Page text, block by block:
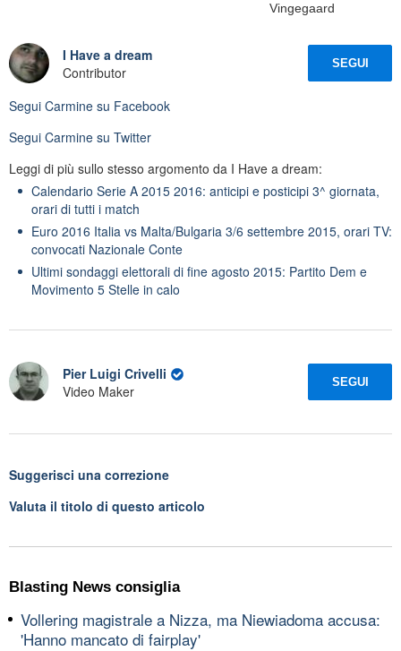
Vingegaard
I Have a dream
Contributor
SEGUI
Segui Carmine su Facebook
Segui Carmine su Twitter
Leggi di più sullo stesso argomento da I Have a dream:
Calendario Serie A 2015 2016: anticipi e posticipi 3^ giornata,
orari di tutti i match
Euro 2016 Italia vs Malta/Bulgaria 3/6 settembre 2015, orari TV:
convocati Nazionale Conte
Ultimi sondaggi elettorali di fine agosto 2015: Partito Dem e
Movimento 5 Stelle in calo
Pier Luigi Crivelli
Video Maker
SEGUI
Suggerisci una correzione
Valuta il titolo di questo articolo
Blasting News consiglia
Vollering magistrale a Nizza, ma Niewiadoma accusa:
'Hanno mancato di fairplay'